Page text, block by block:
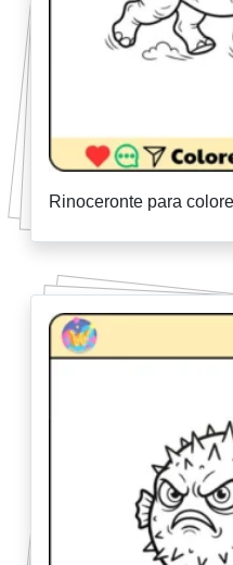
Rinoceronte para